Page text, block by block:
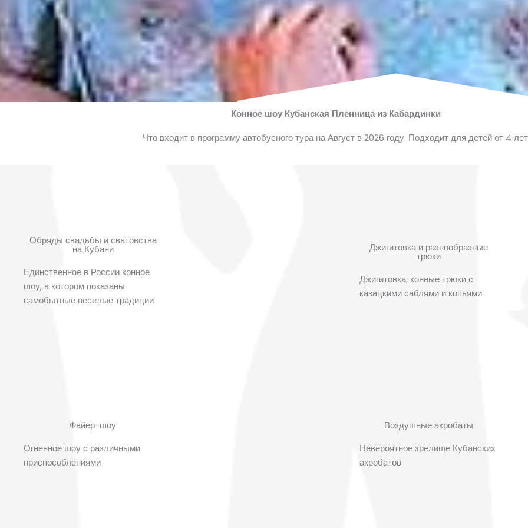
Конное шоу Кубанская Пленница из Кабардинки
Что входит в программу автобусного тура на Август в 2026 году. Подходит для детей от 4
Обряды свадьбы и сватовства
на Кубани
Единственное в России конное
шоу, в котором показаны
самобытные веселые традиции
Файер-шоу
Огненное шоу с различными
приспособлениями
Джигитовка и разнообразные
трюки
Джигитовка, конные трюки с
казацкими саблями и копьями
Воздушные акробаты
Невероятное зрелище Кубанских
акробатов